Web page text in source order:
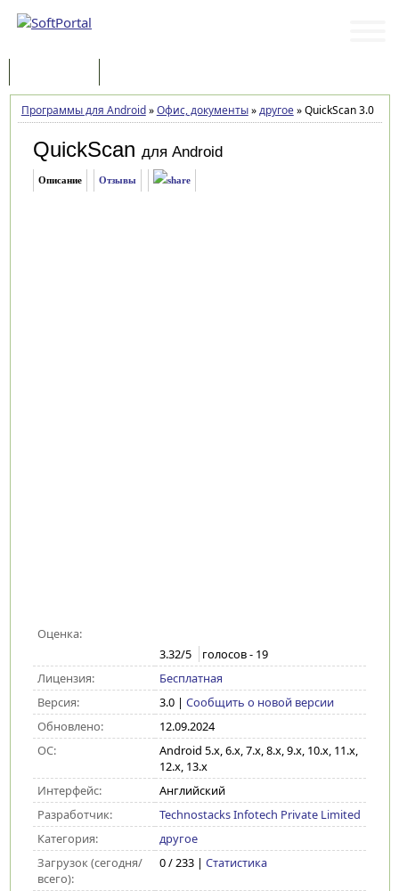
Программы для Android»Офис, документы»другое»QuickScan 3.0
QuickScan для Android
Описание Отзывы
Оценка:
3.32/5 голосов - 19
Лицензия:
Бесплатная
Версия:
3.0| Сообщить о новой версии
Обновлено:
12.09.2024
ОС:
Android 5.x, 6.x, 7.x, 8.x, 9.x, 10.x, 11.x,
12.x, 13.x
Интерфейс:
Английский
Разработчик:
Technostacks Infotech Private Limited
Категория:
другое
Загрузок (сегодня/
всего):
0 / 233 | Статистика